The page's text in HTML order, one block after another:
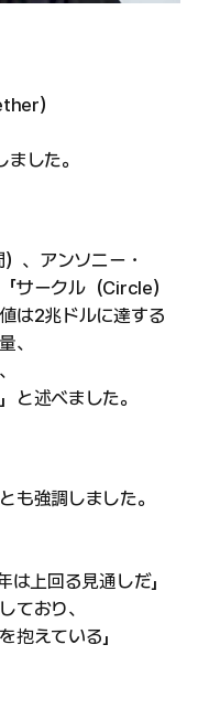
）
した。
、アンソニー・
サークル（Circle）
は2兆ドルに達する
、
と述べました。
も強調しました。
上回る見通しだ」
ており、
抱えている」